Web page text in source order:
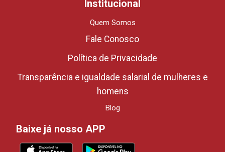
Institucional
Quem Somos
Fale Conosco
Política de Privacidade
Transparência e igualdade salarial de mulheres e
homens
Blog
Baixe já nosso APP